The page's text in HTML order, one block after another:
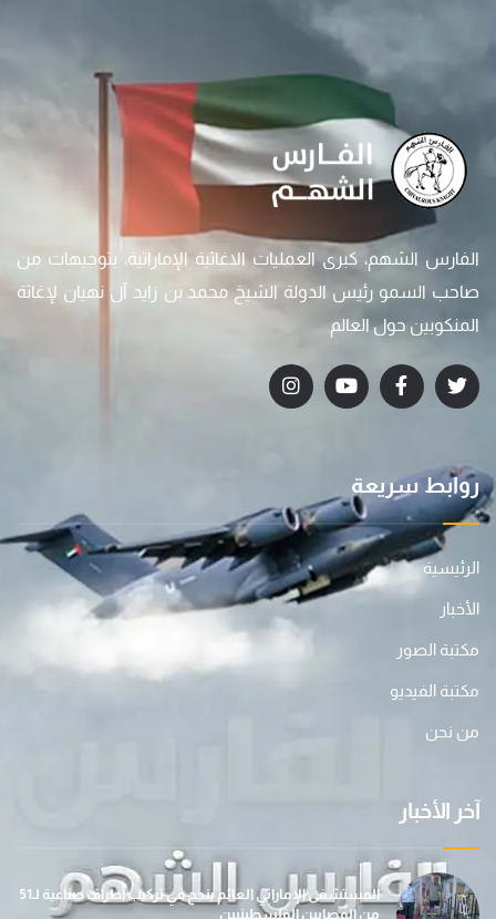
الفارس الشهم، كبرى العمليات الاغاثية الإماراتية، بتوجيهات من
صاحب السمو رئيس الدولة الشيخ محمد بن زايد آل نهيان لإغاثة
المنكوبين حول العالم
روابط سريعة
الرئيسية
الأخبار
مكتبة الصور
مكتبة الفيديو
من نحن
آخر الأخبار
المستشفى الإماراتي العائم ينجح في تركيب أطراف صناعية لـ51
من المصابين الفلسطينيين